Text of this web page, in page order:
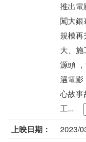
推出電
闖大
規模
大、
源頭
選電影
心故事
工...
上映日期：
2023/